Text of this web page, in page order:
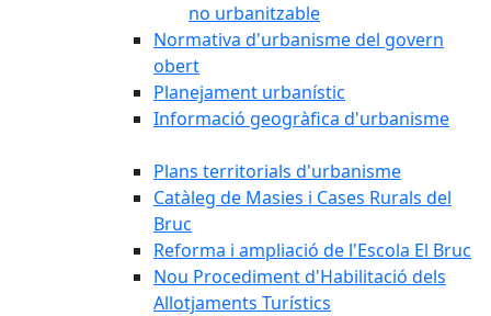
no urbanitzable
Normativa d'urbanisme del govern
obert
Planejament urbanístic
Informació geogràfica d'urbanisme
Plans territorials d'urbanisme
Catàleg de Masies i Cases Rurals del
Bruc
Reforma i ampliació de l'Escola El Bruc
Nou Procediment d'Habilitació dels
Allotjaments Turístics